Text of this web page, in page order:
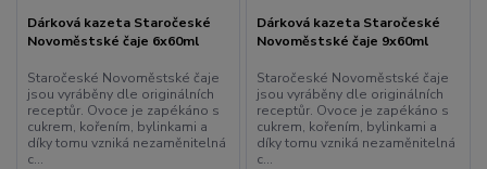
Dárková kazeta Staročeské
Novoměstské čaje 6x60ml
Staročeské Novoměstské čaje
jsou vyráběny dle originálních
receptůr. Ovoce je zapékáno s
cukrem, kořením, bylinkami a
díky tomu vzniká nezaměnitelná
c...
Dárková kazeta Staročeské
Novoměstské čaje 9x60ml
Staročeské Novoměstské čaje
jsou vyráběny dle originálních
receptůr. Ovoce je zapékáno s
cukrem, kořením, bylinkami a
díky tomu vzniká nezaměnitelná
c...